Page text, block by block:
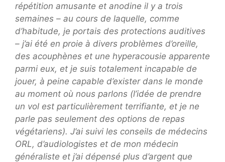
répétition amusante et anodine il y a trois
semaines – au cours de laquelle, comme
d’habitude, je portais des protections auditives
– j’ai été en proie à divers problèmes d’oreille,
des acouphènes et une hyperacousie apparente
parmi eux, et je suis totalement incapable de
jouer, à peine capable d’exister dans le monde
au moment où nous parlons (l’idée de prendre
un vol est particulièrement terrifiante, et je ne
parle pas seulement des options de repas
végétariens). J’ai suivi les conseils de médecins
ORL, d’audiologistes et de mon médecin
généraliste et j’ai dépensé plus d’argent que